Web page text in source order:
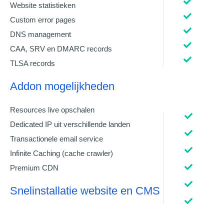
Website statistieken
Custom error pages
DNS management
CAA, SRV en DMARC records
TLSA records
Addon mogelijkheden
Resources live opschalen
Dedicated IP uit verschillende landen
Transactionele email service
Infinite Caching (cache crawler)
Premium CDN
Snelinstallatie website en CMS